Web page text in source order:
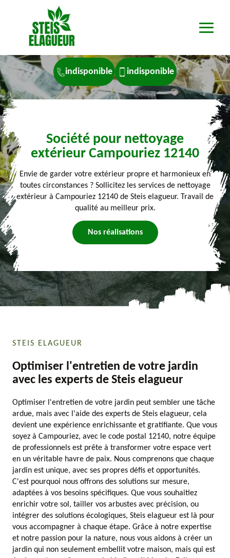
indisponible indisponible
Société pour nettoyage
extérieur Campouriez 12140
Envie de garder votre extérieur propre et harmonieux en
toutes circonstances ? Sollicitez les services de nettoyage
extérieur à Campouriez 12140 de Steis elagueur. Travail de
qualité au meilleur prix.
Nos réalisations
STEIS ELAGUEUR
Optimiser l'entretien de votre jardin
avec les experts de Steis elagueur
Optimiser l'entretien de votre jardin peut sembler une tâche
ardue, mais avec l'aide des experts de Steis elagueur, cela
devient une expérience enrichissante et gratifiante. Que vous
soyez à Campouriez, avec le code postal 12140, notre équipe
de professionnels est prête à transformer votre espace vert
en un véritable havre de paix. Nous comprenons que chaque
jardin est unique, avec ses propres défis et opportunités.
C'est pourquoi nous offrons des solutions sur mesure,
adaptées à vos besoins spécifiques. Que vous souhaitiez
enrichir votre sol, tailler vos arbustes avec précision, ou
intégrer des solutions écologiques, Steis elagueur est là pour
vous accompagner à chaque étape. Grâce à notre expertise
et notre passion pour la nature, nous vous aidons à créer un
jardin qui non seulement embellit votre maison, mais qui est